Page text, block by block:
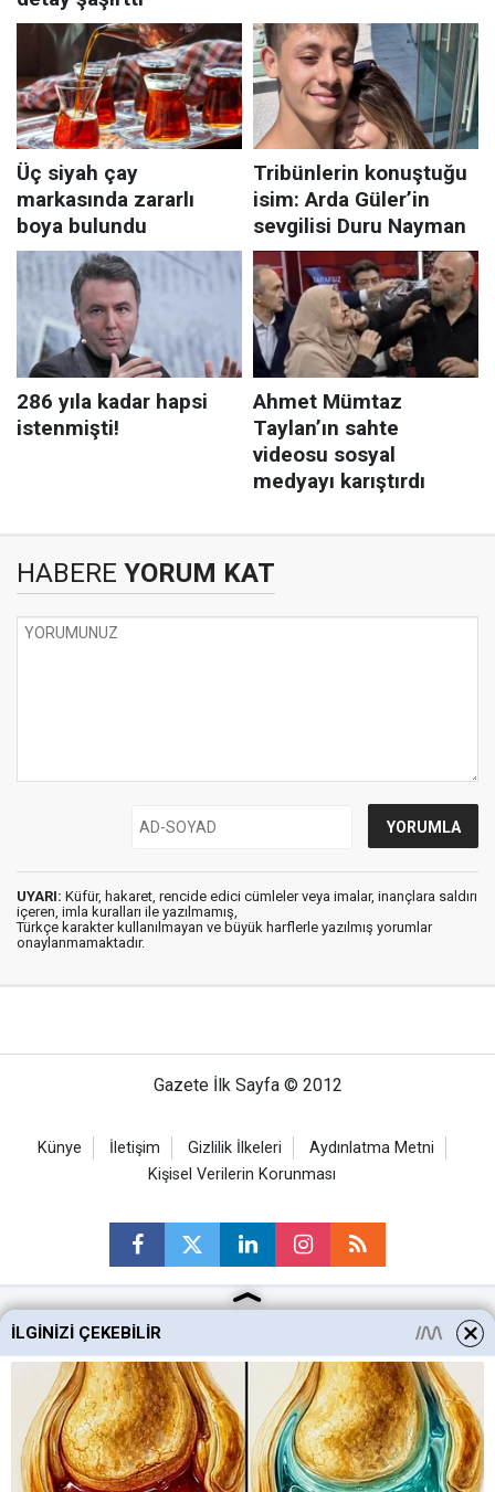
HABERE YORUM KAT
UYARI: Küfür, hakaret, rencide edici cümleler veya imalar, inançlara saldırı
içeren, imla kuralları ile yazılmamış,
Türkçe karakter kullanılmayan ve büyük harflerle yazılmış yorumlar
onaylanmamaktadır.
Gazete İlk Sayfa © 2012
Künye İletişim Gizlilik İlkeleri
Aydınlatma Metni
Kişisel Verilerin Korunması
Ankara Haberleri
Keçiören Haberleri
Altındağ Haberleri
Sincan Haberleri
İLGINIZI ÇEKEBILIR